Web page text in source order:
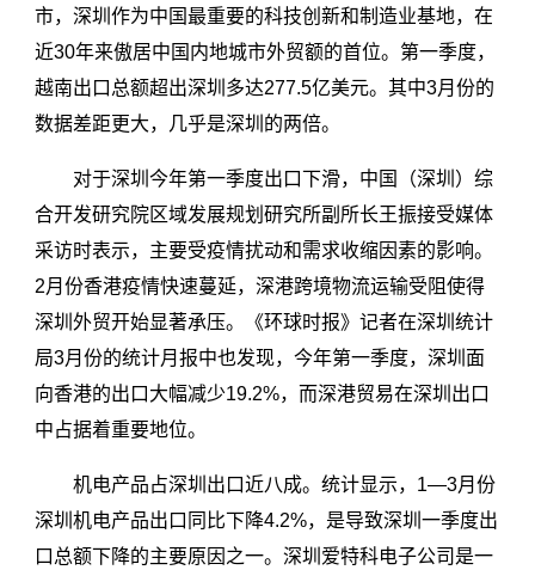
市，深圳作为中国最重要的科技创新和制造业基地，在
近30年来傲居中国内地城市外贸额的首位。第一季度，
越南出口总额超出深圳多达277.5亿美元。其中3月份的
数据差距更大，几乎是深圳的两倍。
对于深圳今年第一季度出口下滑，中国（深圳）综
合开发研究院区域发展规划研究所副所长王振接受媒体
采访时表示，主要受疫情扰动和需求收缩因素的影响。
2月份香港疫情快速蔓延，深港跨境物流运输受阻使得
深圳外贸开始显著承压。《环球时报》记者在深圳统计
局3月份的统计月报中也发现，今年第一季度，深圳面
向香港的出口大幅减少19.2%，而深港贸易在深圳出口
中占据着重要地位。
机电产品占深圳出口近八成。统计显示，1—3月份
深圳机电产品出口同比下降4.2%，是导致深圳一季度出
口总额下降的主要原因之一。深圳爱特科电子公司是一